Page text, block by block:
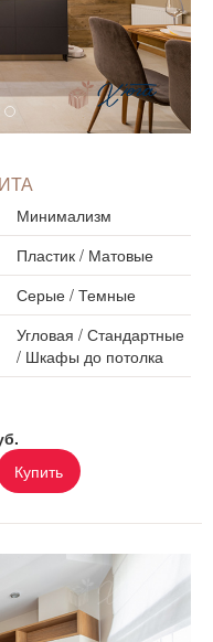
Минимализм
Пластик/ Матовые
Серые/ Темные
Угловая / Стандартные
/ Шкафы до потолка
Купить